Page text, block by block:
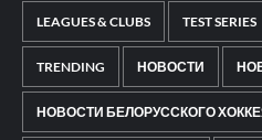
LEAGUES & CLUBS TEST SERIES
TRENDING НОВОСТИ
НОВОСТИ БЕЛОРУССКОГО